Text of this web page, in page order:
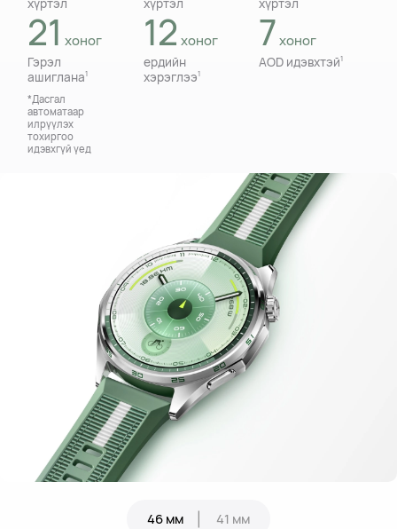
21 хоног
Гэрэл
ашиглана1
*Дасгал
автоматаар
илрүүлэх
тохиргоо
идэвхгүй үед
12 хоног
ердийн
хэрэглээ1
7 хоног
AOD идэвхтэй1
14 хоног
Гэрэл
ашиглана1
*Дасгал
автоматаар
илрүүлэх
тохиргоо
идэвхгүй үед
7хоног
ердийн
хэрэглээ1
5хоног
AOD идэвхтэй1
46 мм 41 мм